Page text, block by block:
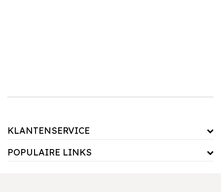
KLANTENSERVICE
POPULAIRE LINKS